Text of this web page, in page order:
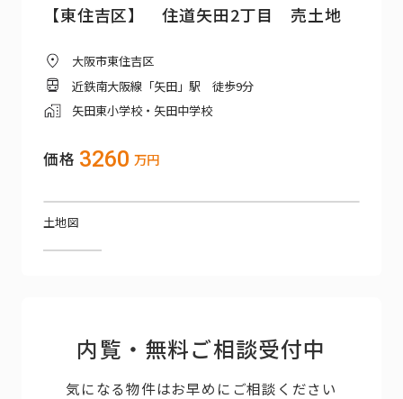
【東住吉区】 住道矢田2丁目 売土地
大阪市東住吉区
近鉄南大阪線「矢田」駅 徒歩9分
矢田東小学校・矢田中学校
価格 3260 万円
土地図
内覧・無料ご相談受付中
気になる物件はお早めにご相談ください